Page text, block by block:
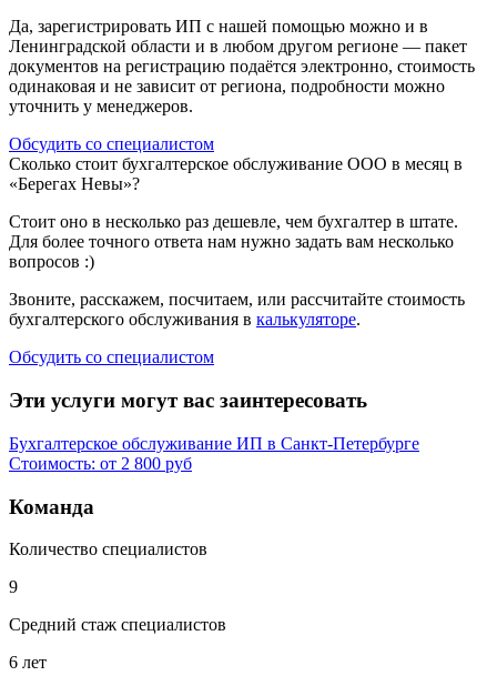
Да, зарегистрировать ИП с нашей помощью можно и в
Ленинградской области и в любом другом регионе — пакет
документов на регистрацию подаётся электронно, стоимость
одинаковая и не зависит от региона, подробности можно
уточнить у менеджеров.
Обсудить со специалистом
Сколько стоит бухгалтерское обслуживание ООО в месяц в
«Берегах Невы»?
Стоит оно в несколько раз дешевле, чем бухгалтер в штате.
Для более точного ответа нам нужно задать вам несколько
вопросов :)
Звоните, расскажем, посчитаем, или рассчитайте стоимость
бухгалтерского обслуживания в калькуляторе.
Обсудить со специалистом
Эти услуги могут вас заинтересовать
Бухгалтерское обслуживание ИП в Санкт-Петербурге
Стоимость: от 2 800 руб
Команда
Количество специалистов
9
Средний стаж специалистов
6 лет